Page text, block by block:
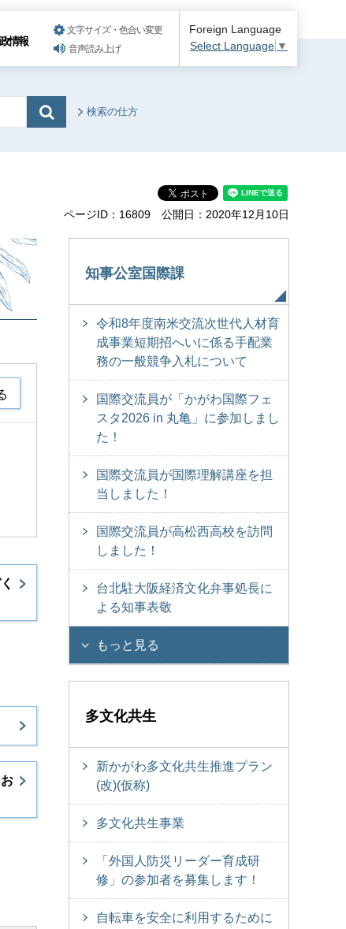
情報
文字サイズ・色合い変更
音声読み上げ
Foreign Language
Select Language ▼
検索の仕方
ページID：16809 公開日：2020年12月10日
知事公室国際課
令和8年度南米交流次世代人材育
成事業短期招へいに係る手配業
務の一般競争入札について
国際交流員が「かがわ国際フェ
スタ2026 in 丸亀」に参加しまし
た！
国際交流員が国際理解講座を担
当しました！
国際交流員が高松西高校を訪問
しました！
台北駐大阪経済文化弁事処長に
よる知事表敬
もっと見る
多文化共生
新かがわ多文化共生推進プラン
(改)(仮称)
多文化共生事業
「外国人防災リーダー育成研
修」の参加者を募集します！
自転車を安全に利用するために